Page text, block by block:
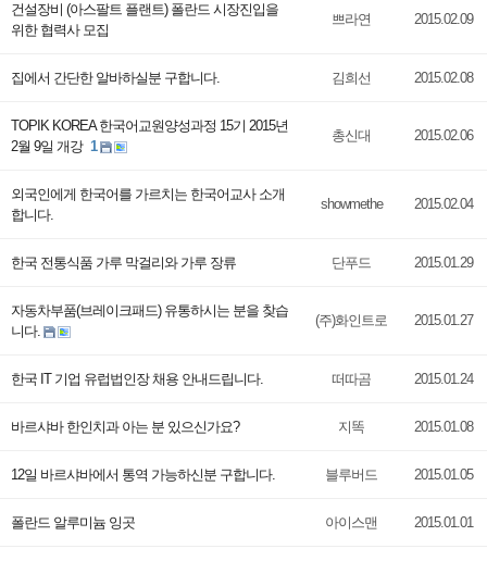
건설장비 (아스팔트 플랜트) 폴란드 시장진입을
위한 협력사 모집
쁘라연 2015.02.09
집에서 간단한 알바하실분 구합니다. 김희선 2015.02.08
TOPIK KOREA 한국어교원양성과정 15기 2015년
2월 9일 개강 1
총신대 2015.02.06
외국인에게 한국어를 가르치는 한국어교사 소개
합니다.
showmethe 2015.02.04
한국 전통식품 가루 막걸리와 가루 장류 단푸드 2015.01.29
자동차부품(브레이크패드) 유통하시는 분을 찾습
니다.
(주)화인트로 2015.01.27
한국 IT 기업 유럽법인장 채용 안내드립니다. 떠따곰 2015.01.24
바르샤바 한인치과 아는 분 있으신가요? 지똑 2015.01.08
12일 바르샤바에서 통역 가능하신분 구합니다. 블루버드 2015.01.05
폴란드 알루미늄 잉곳 아이스맨 2015.01.01